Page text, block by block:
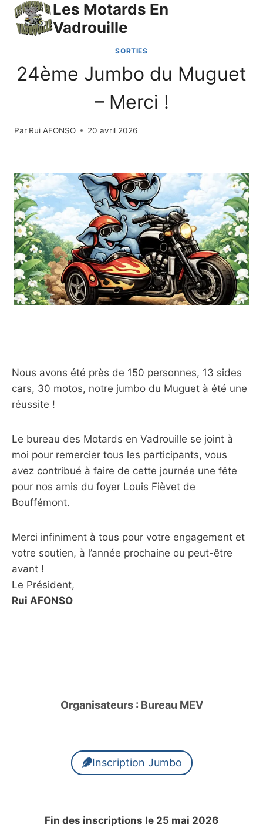
Aller
contenu
Les Motards En
Vadrouille
SORTIES
24ème Jumbo du Muguet
– Merci !
Par Rui AFONSO 20 avril 2026
Nous avons été près de 150 personnes, 13 sides
cars, 30 motos, notre jumbo du Muguet à été une
réussite !
Le bureau des Motards en Vadrouille se joint à
moi pour remercier tous les participants, vous
avez contribué à faire de cette journée une fête
pour nos amis du foyer Louis Fièvet de
Bouffémont.
Merci infiniment à tous pour votre engagement et
votre soutien, à l’année prochaine ou peut-être
avant !
Le Président,
Rui AFONSO
Organisateurs : Bureau MEV
Inscription Jumbo
Fin des inscriptions le 25 mai 2026